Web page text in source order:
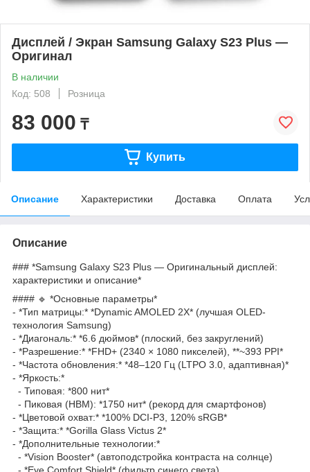
Дисплей / Экран Samsung Galaxy S23 Plus —
Оригинал
В наличии
Код: 508
Розница
83 000 ₸
Купить
Описание Характеристики Доставка Оплата
Описание
### *Samsung Galaxy S23 Plus — Оригинальный дисплей:
характеристики и описание*
#### 🔹 *Основные параметры*
- *Тип матрицы:* *Dynamic AMOLED 2X* (лучшая OLED-
технология Samsung)
- *Диагональ:* *6.6 дюймов* (плоский, без закруглений)
- *Разрешение:* *FHD+ (2340 × 1080 пикселей), **~393 PPI*
- *Частота обновления:* *48–120 Гц (LTPO 3.0, адаптивная)*
- *Яркость:*
- Типовая: *800 нит*
- Пиковая (HBM): *1750 нит* (рекорд для смартфонов)
- *Цветовой охват:* *100% DCI-P3, 120% sRGB*
- *Защита:* *Gorilla Glass Victus 2*
- *Дополнительные технологии:*
- *Vision Booster* (автоподстройка контраста на солнце)
- *Eye Comfort Shield* (фильтр синего света)